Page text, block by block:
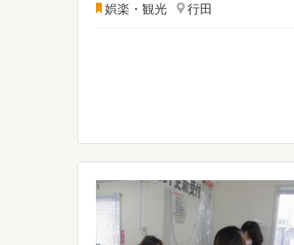
娯楽・観光 行田